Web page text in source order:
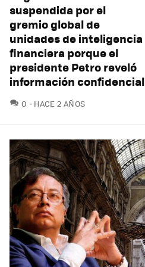
suspendida por el
gremio global de
unidades de inteligencia
financiera porque el
presidente Petro reveló
información confidencial
0 COMENTARIOS
HACE 2 AÑOS